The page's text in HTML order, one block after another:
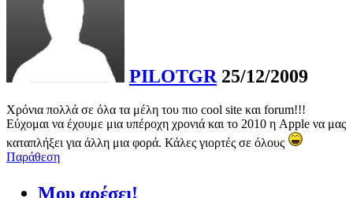
PILOTGR 25/12/2009
Χρόνια πολλά σε όλα τα μέλη του πιο cool site και forum!!!
Εύχομαι να έχουμε μια υπέροχη χρονιά και το 2010 η Apple να μας
καταπλήξει για άλλη μια φορά. Κάλες γιορτές σε όλους
Παράθεση
Μου αρέσει!